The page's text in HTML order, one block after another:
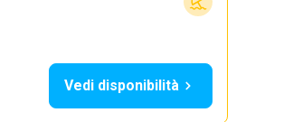
Vedi disponibilità